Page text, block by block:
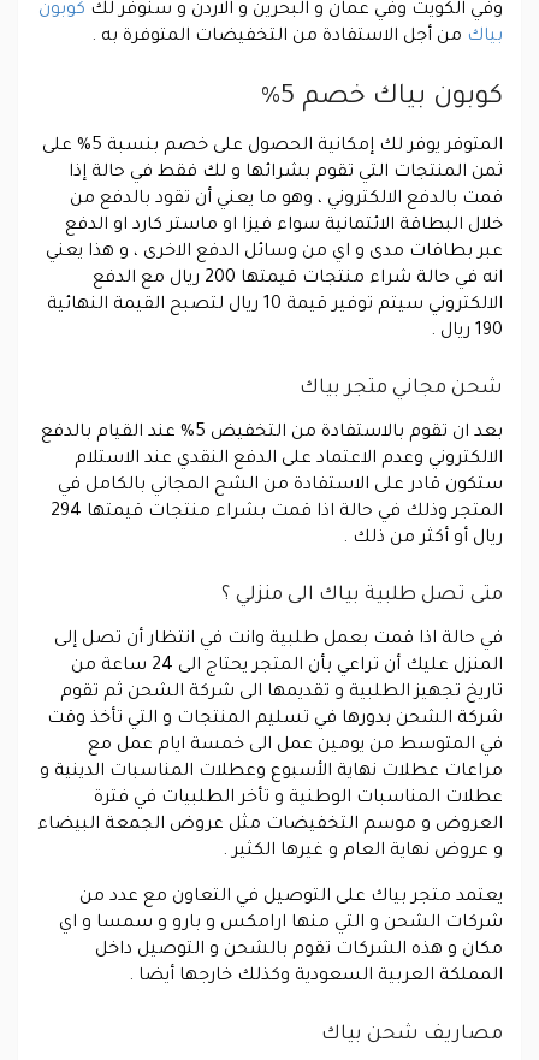
وفي الكويت وفي عمان و البحرين و الاردن و سنوفر لك كوبون
بياك من أجل الاستفادة من التخفيضات المتوفرة به .
كوبون بياك خصم 5%
المتوفر يوفر لك إمكانية الحصول على خصم بنسبة 5% على
ثمن المنتجات التي تقوم بشرائها و لك فقط في حالة إذا
قمت بالدفع الالكتروني ، وهو ما يعني أن تقود بالدفع من
خلال البطاقة الائتمانية سواء فيزا او ماستر كارد او الدفع
عبر بطاقات مدى و اي من وسائل الدفع الاخرى ، و هذا يعني
انه في حالة شراء منتجات قيمتها 200 ريال مع الدفع
الالكتروني سيتم توفير قيمة 10 ريال لتصبح القيمة النهائية
190 ريال .
شحن مجاني متجر بياك
بعد ان تقوم بالاستفادة من التخفيض 5% عند القيام بالدفع
الالكتروني وعدم الاعتماد على الدفع النقدي عند الاستلام
ستكون قادر على الاستفادة من الشح المجاني بالكامل في
المتجر وذلك في حالة اذا قمت بشراء منتجات قيمتها 294
ريال أو أكثر من ذلك .
متى تصل طلبية بياك الى منزلي ؟
في حالة اذا قمت بعمل طلبية وانت في انتظار أن تصل إلى
المنزل عليك أن تراعي بأن المتجر يحتاج الى 24 ساعة من
تاريخ تجهيز الطلبية و تقديمها الى شركة الشحن ثم تقوم
شركة الشحن بدورها في تسليم المنتجات و التي تأخذ وقت
في المتوسط من يومين عمل الى خمسة ايام عمل مع
مراعات عطلات نهاية الأسبوع وعطلات المناسبات الدينية و
عطلات المناسبات الوطنية و تأخر الطلبيات في فترة
العروض و موسم التخفيضات مثل عروض الجمعة البيضاء
و عروض نهاية العام و غيرها الكثير .
يعتمد متجر بياك على التوصيل في التعاون مع عدد من
شركات الشحن و التي منها ارامكس و بارو و سمسا و اي
مكان و هذه الشركات تقوم بالشحن و التوصيل داخل
المملكة العربية السعودية وكذلك خارجها أيضا .
مصاريف شحن بياك